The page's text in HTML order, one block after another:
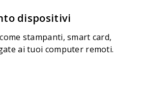
dispositivi
stampanti, smart card,
ai tuoi computer remoti.